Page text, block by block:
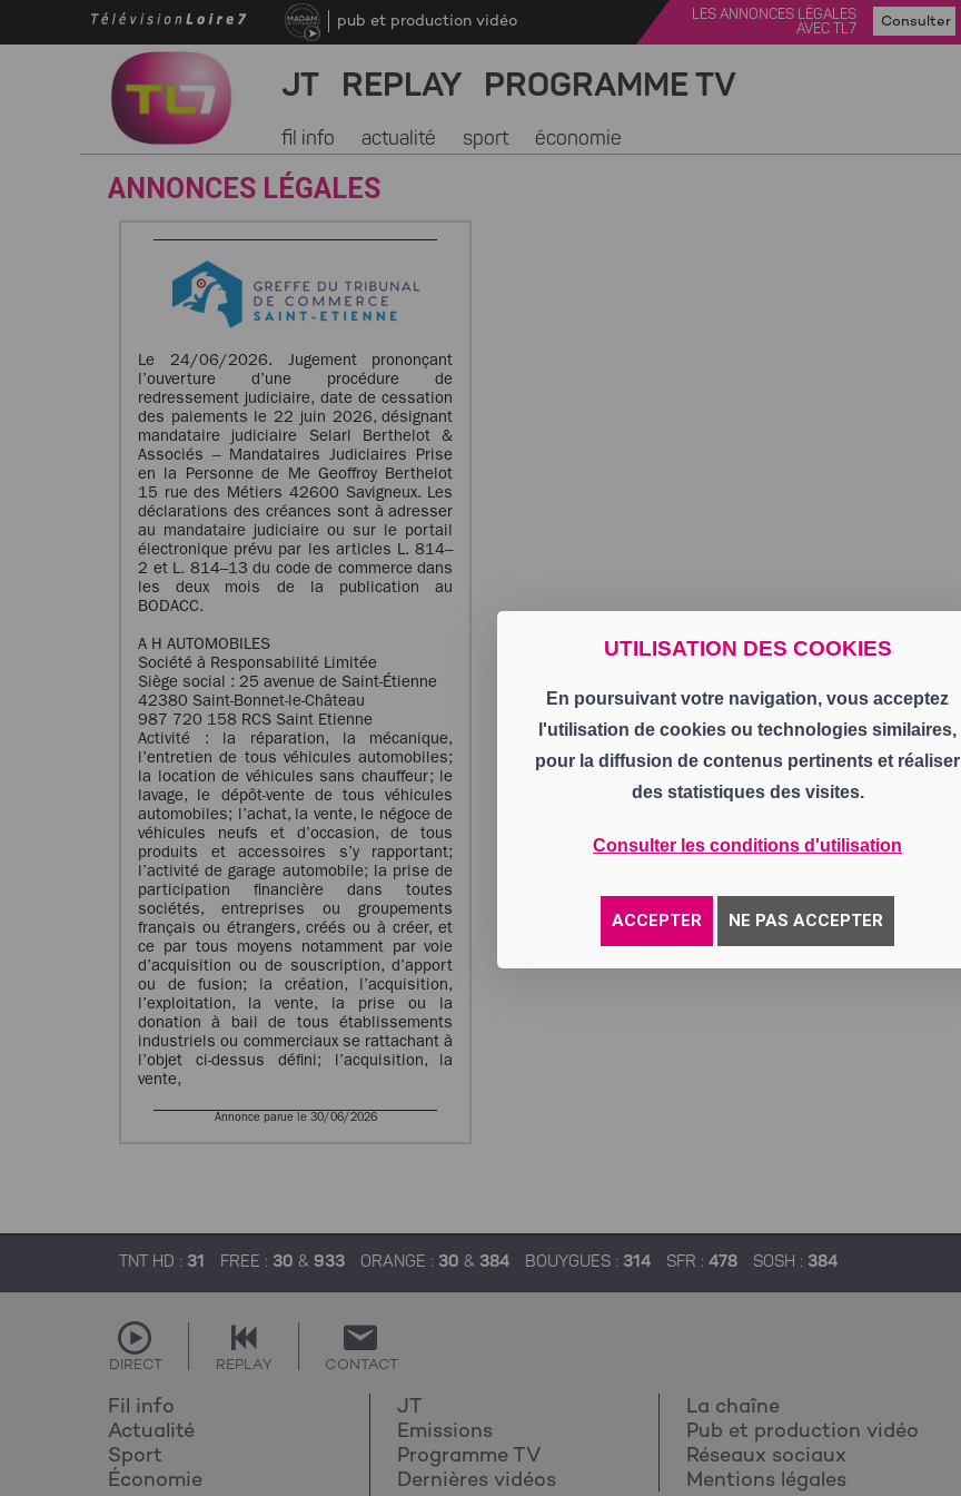
UTILISATION DES COOKIES
En poursuivant votre navigation, vous acceptez
l'utilisation de cookies ou technologies similaires,
pour la diffusion de contenus pertinents et réaliser
des statistiques des visites.
Consulter les conditions d'utilisation
ACCEPTER NE PAS ACCEPTER
pub et production vidéo
LES ANNONCES LÉGALES
AVEC TL7
Consulter
JT REPLAY PROGRAMME TV
fil info actualité sport économie
ANNONCES LÉGALES
Le 24/06/2026. Jugement prononçant
l’ouverture d’une procédure de
redressement judiciaire, date de cessation
des paiements le 22 juin 2026, désignant
mandataire judiciaire Selarl Berthelot &
Associés – Mandataires Judiciaires Prise
en la Personne de Me Geoffroy Berthelot
15 rue des Métiers 42600 Savigneux. Les
déclarations des créances sont à adresser
au mandataire judiciaire ou sur le portail
électronique prévu par les articles L. 814–
2 et L. 814–13 du code de commerce dans
les deux mois de la publication au
BODACC.
A H AUTOMOBILES
Société à Responsabilité Limitée
Siège social : 25 avenue de Saint-Étienne
42380 Saint-Bonnet-le-Château
987 720 158 RCS Saint Etienne
Activité : la réparation, la mécanique,
l’entretien de tous véhicules automobiles;
la location de véhicules sans chauffeur; le
lavage, le dépôt-vente de tous véhicules
automobiles; l’achat, la vente, le négoce de
véhicules neufs et d’occasion, de tous
produits et accessoires s’y rapportant;
l’activité de garage automobile; la prise de
participation financière dans toutes
sociétés, entreprises ou groupements
français ou étrangers, créés ou à créer, et
ce par tous moyens notamment par voie
d’acquisition ou de souscription, d’apport
ou de fusion; la création, l’acquisition,
l’exploitation, la vente, la prise ou la
donation à bail de tous établissements
industriels ou commerciaux se rattachant à
l’objet ci-dessus défini; l’acquisition, la
vente,
Annonce parue le 30/06/2026
TNT HD : 31 FREE : 30 & 933 ORANGE : 30 & 384 BOUYGUES : 314 SFR : 478 SOSH : 384
DIRECT REPLAY CONTACT
Fil info
Actualité
Sport
Économie
JT
Emissions
Programme TV
Dernières vidéos
La chaîne
Pub et production vidéo
Réseaux sociaux
Mentions légales